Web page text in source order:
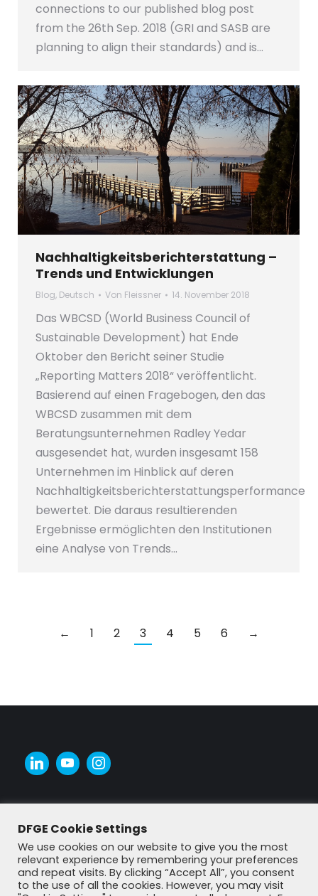
connections to our published blog post
from the 26th Sep. 2018 (GRI and SASB are
planning to align their standards) and is…
Nachhaltigkeitsberichterstattung –
Trends und Entwicklungen
Blog, Deutsch Von Fleissner 14. November 2018
Das WBCSD (World Business Council of
Sustainable Development) hat Ende
Oktober den Bericht seiner Studie
„Reporting Matters 2018“ veröffentlicht.
Basierend auf einen Fragebogen, den das
WBCSD zusammen mit dem
Beratungsunternehmen Radley Yedar
ausgesendet hat, wurden insgesamt 158
Unternehmen im Hinblick auf deren
Nachhaltigkeitsberichterstattungsperformance
bewertet. Die daraus resultierenden
Ergebnisse ermöglichten den Institutionen
eine Analyse von Trends…
← 1 2 3 4 5 6 →
DFGE Cookie Settings
We use cookies on our website to give you the most
relevant experience by remembering your preferences
and repeat visits. By clicking “Accept All”, you consent
to the use of all the cookies. However, you may visit